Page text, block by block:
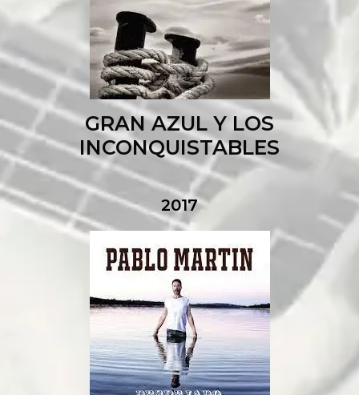
GRAN AZUL Y LOS
INCONQUISTABLES
2017